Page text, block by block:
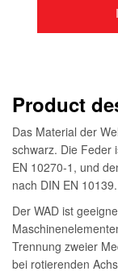
Product
Das Material der
schwarz. Die Feder
EN 10270-1, und
nach DIN EN 10139.
Der WAD ist
Trennung zweier
bei rotierenden